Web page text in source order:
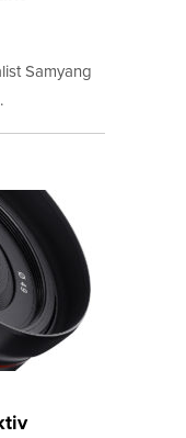
Samyang